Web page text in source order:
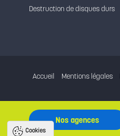
Nos agences
Destruction de disques durs
Accueil Mentions légales
Cookies